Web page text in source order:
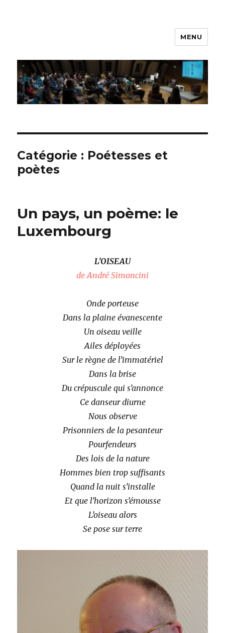
Luxembourg
MENU
Catégorie : Poétesses et
poètes
Un pays, un poème: le
Luxembourg
L’OISEAU
de André Simoncini
Onde porteuse
Dans la plaine évanescente
Un oiseau veille
Ailes déployées
Sur le règne de l’immatériel
Dans la brise
Du crépuscule qui s’annonce
Ce danseur diurne
Nous observe
Prisonniers de la pesanteur
Pourfendeurs
Des lois de la nature
Hommes bien trop suffisants
Quand la nuit s’installe
Et que l’horizon s’émousse
L’oiseau alors
Se pose sur terre